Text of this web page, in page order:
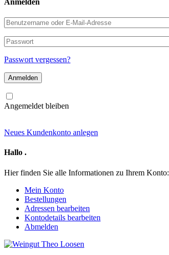
Benutzername
oder
E-
Mail-
Adresse
Passwort
Passwort vergessen?
Angemeldet bleiben
Neues Kundenkonto anlegen
Hallo .
Hier finden Sie alle Informationen zu Ihrem Konto:
Mein Konto
Bestellungen
Adressen bearbeiten
Kontodetails bearbeiten
Abmelden